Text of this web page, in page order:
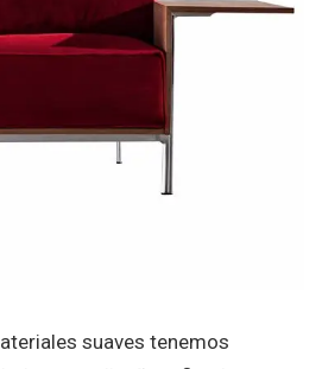
suaves tenemos